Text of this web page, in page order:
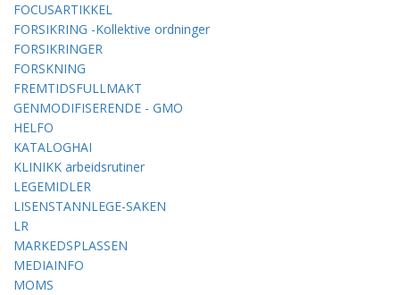
FOCUSARTIKKEL
FORSIKRING -Kollektive ordninger
FORSIKRINGER
FORSKNING
FREMTIDSFULLMAKT
GENMODIFISERENDE - GMO
HELFO
KATALOGHAI
KLINIKK arbeidsrutiner
LEGEMIDLER
LISENSTANNLEGE-SAKEN
LR
MARKEDSPLASSEN
MEDIAINFO
MOMS